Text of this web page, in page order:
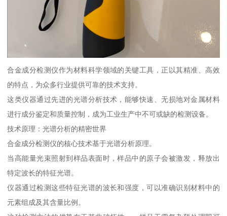
合金成分检测仪作为材料科学领域的关键工具，正以其精准、高效
的特点，为众多行业提供可靠的技术支持。
这类仪器通过先进的光谱分析技术，能够快速、无损地对金属材料
进行成分鉴定和质量控制，成为工业生产中不可或缺的检测设备。
技术原理：光谱分析的精密世界
合金成分检测仪的核心技术基于光谱分析原理。
当高能量光束照射到样品表面时，样品中的原子会被激发，释放出
特定波长的特征光谱。
仪器通过检测这些特征光谱的波长和强度，可以准确识别材料中的
元素组成及其含量比例。